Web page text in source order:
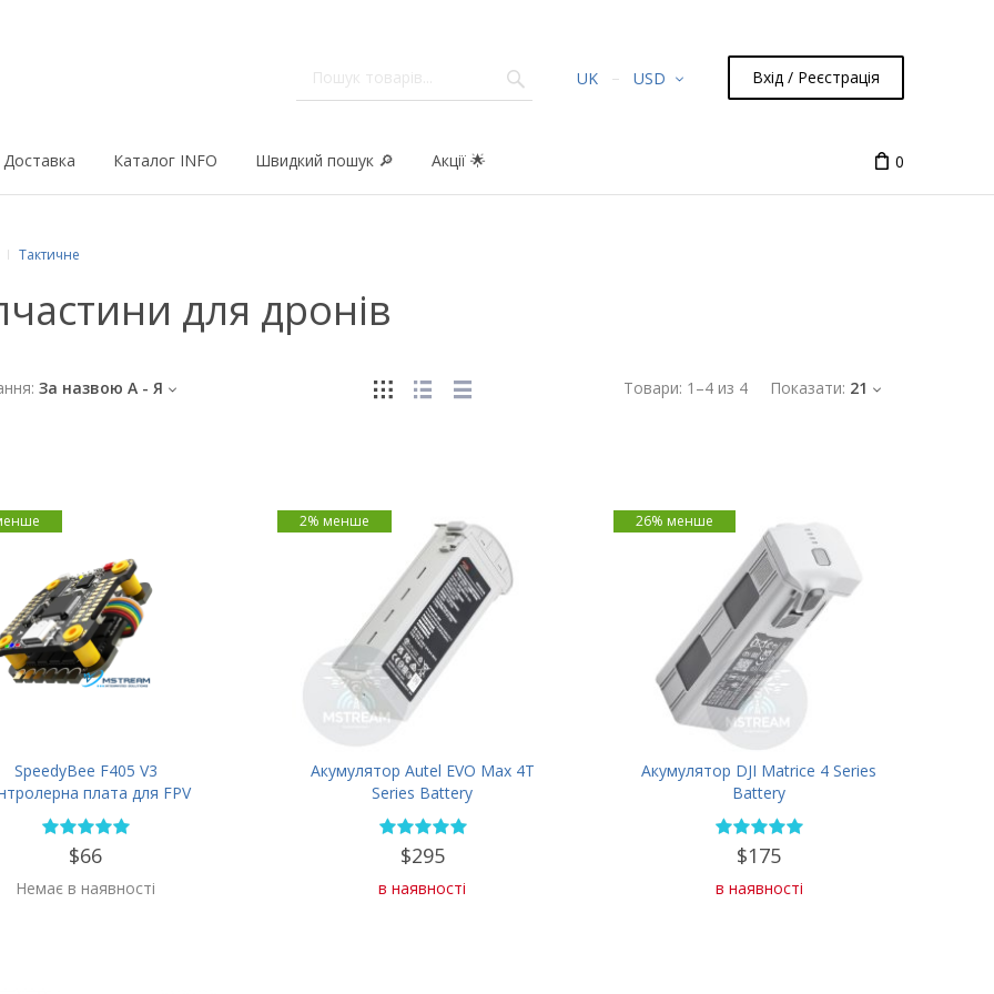
UK USD Вхід / Реєстрація
Доставка Каталог INFO Швидкий пошук 🔎 Акції 🌟 0
Тактичне
для дронів
Товари: 1 –4 из 4 Показати: 21
За назвою А - Я
SpeedyBee F405 V3
плата для FPV
$66
Немає в наявності
Акумулятор Autel EVO Max 4T
Series Battery
$295
в наявності
2% менше
Акумулятор DJI Matrice 4 Series
Battery
$175
в наявності
26% менше